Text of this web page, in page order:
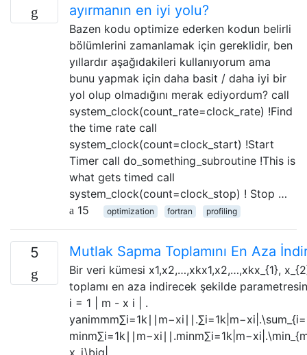
ayırmanın en iyi yolu?
Bazen kodu optimize ederken kodun belirli
bölümlerini zamanlamak için gereklidir, ben
yıllardır aşağıdakileri kullanıyorum ama
bunu yapmak için daha basit / daha iyi bir
yol olup olmadığını merak ediyordum? call
system_clock(count_rate=clock_rate) !Find
the time rate call
system_clock(count=clock_start) !Start
Timer call do_something_subroutine !This is
what gets timed call
system_clock(count=clock_stop) ! Stop …
15
optimization fortran profiling
5 Mutlak Sapma Toplamını En Aza
Bir veri kümesi x1,x2,…,xkx1,x2,…,xkx_{1},
toplamı en aza indirecek şekilde
i = 1 | m - x i | .
x_i\big|.